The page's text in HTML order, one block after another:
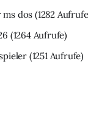
dos (1282
(1264 Aufrufe)
(1251 Aufrufe)